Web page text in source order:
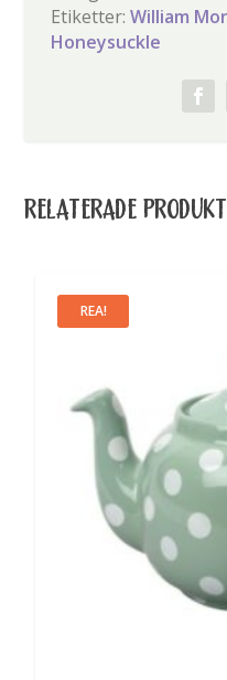
Etiketter:William
Honeysuckle
RELATERADE
REA!